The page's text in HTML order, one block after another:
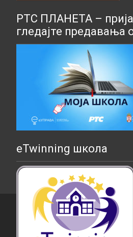
РТС ПЛАНЕТА –
гледајте предавања
eTwinning школа
Copyright © Основна школа
Izrada sajta i hosting:
Hosting-Srbija